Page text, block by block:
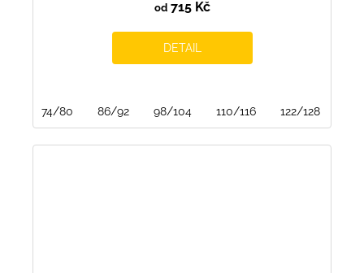
od715 Kč
DETAIL
74/80 86/92 98/104 110/116 122/128